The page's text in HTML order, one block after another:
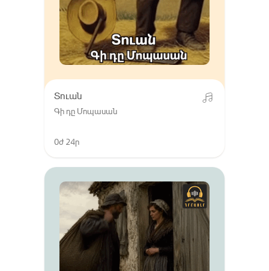
Տուան
Գի դը Մոպասան
0ժ 24ր